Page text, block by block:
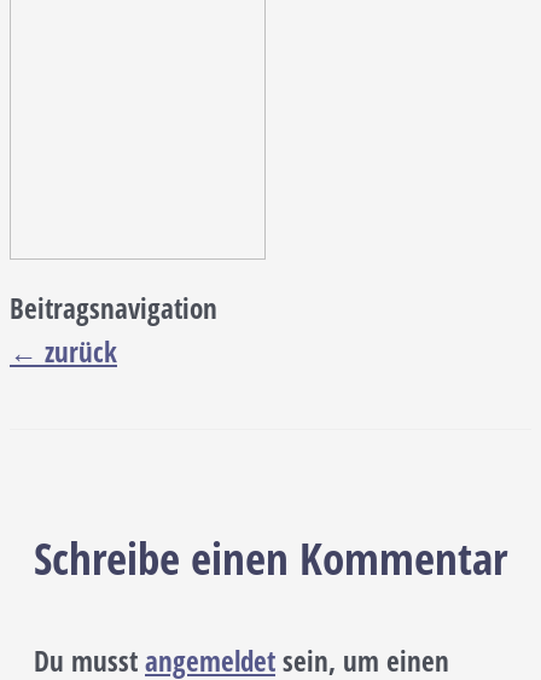
Beitragsnavigation
← zurück
Schreibe einen Kommentar
Du musstangemeldetsein, um einen